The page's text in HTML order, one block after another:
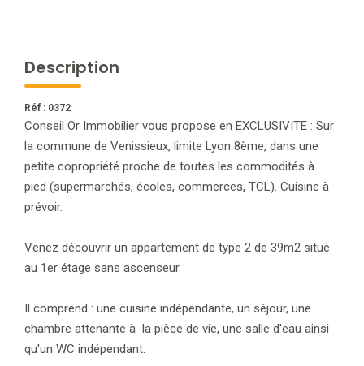
Description
Réf : 0372
Conseil Or Immobilier vous propose en EXCLUSIVITE : Sur
la commune de Venissieux, limite Lyon 8ème, dans une
petite copropriété proche de toutes les commodités à
pied (supermarchés, écoles, commerces, TCL). Cuisine à
prévoir.
Venez découvrir un appartement de type 2 de 39m2 situé
au 1er étage sans ascenseur.
Il comprend : une cuisine indépendante, un séjour, une
chambre attenante à la pièce de vie, une salle d'eau ainsi
qu'un WC indépendant.